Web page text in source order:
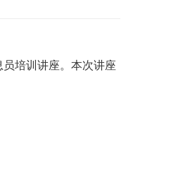
培训讲座。本次讲座